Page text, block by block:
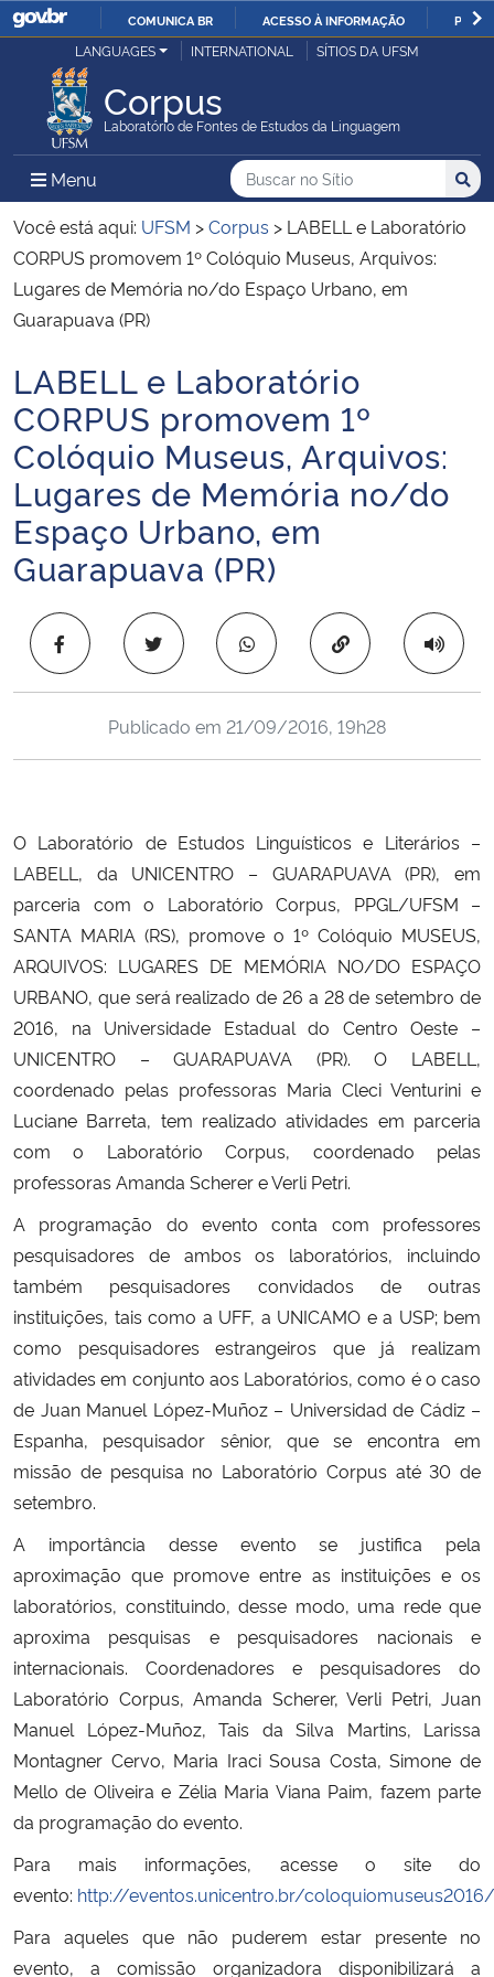
IR
COMUNICA BR ACESSO À INFORMAÇÃO
Ministério da Justiça e Segurança Pública
Ministério da Defesa
Ministério das Relações Exteriores
Ministério da Economia
Ministério da Infraestrutura
Ministério da Agricultura, Pecuária e Abastecimento
Ministério da Educação
Ministério da Cidadania
Ministério da Saúde
Ministério de Minas e Energia
Ministério da Ciência, Tecnologia, Inovações e Comunicações
Ministério do Desenvolvimento Regional
Controladoria-Geral da União
Secretaria-Geral
Secretaria de Governo
Gabinete de Segurança Institucional
Advocacia-Geral da União
Banco Central do Brasil
LANGUAGES INTERNATIONAL SÍTIOS DA UFSM
Corpus
Laboratório de Fontes de Estudos da Linguagem
Menu Menu Principal do Sítio
Busca
Buscar no no Sítio
Busca:
Você está aqui: UFSM >Corpus > LABELL e Laboratório
CORPUS promovem 1º Colóquio Museus, Arquivos:
Lugares de Memória no/do Espaço Urbano, em
Guarapuava (PR)
Início do conteúdo
LABELL e Laboratório
CORPUS promovem 1º
Colóquio Museus, Arquivos:
Lugares de Memória no/do
Espaço Urbano, em
Guarapuava (PR)
Copiar para área
Publicado em 21/09/2016, 19h28
O Laboratório de Estudos Linguísticos e Literários –
LABELL, da UNICENTRO – GUARAPUAVA (PR), em
parceria com o Laboratório Corpus, PPGL/UFSM –
SANTA MARIA (RS), promove o 1º Colóquio MUSEUS,
ARQUIVOS: LUGARES DE MEMÓRIA NO/DO ESPAÇO
URBANO, que será realizado de 26 a 28 de setembro de
2016, na Universidade Estadual do Centro Oeste –
UNICENTRO – GUARAPUAVA (PR). O LABELL,
coordenado pelas professoras Maria Cleci Venturini e
Luciane Barreta, tem realizado atividades em parceria
com o Laboratório Corpus, coordenado pelas
professoras Amanda Scherer e Verli Petri.
A programação do evento conta com professores
pesquisadores de ambos os laboratórios, incluindo
também pesquisadores convidados de outras
instituições, tais como a UFF, a UNICAMO e a USP; bem
como pesquisadores estrangeiros que já realizam
atividades em conjunto aos Laboratórios, como é o caso
de Juan Manuel López-Muñoz – Universidad de Cádiz –
Espanha, pesquisador sênior, que se encontra em
missão de pesquisa no Laboratório Corpus até 30 de
setembro.
A importância desse evento se justifica pela
aproximação que promove entre as instituições e os
laboratórios, constituindo, desse modo, uma rede que
aproxima pesquisas e pesquisadores nacionais e
internacionais. Coordenadores e pesquisadores do
Laboratório Corpus, Amanda Scherer, Verli Petri, Juan
Manuel López-Muñoz, Tais da Silva Martins, Larissa
Montagner Cervo, Maria Iraci Sousa Costa, Simone de
Mello de Oliveira e Zélia Maria Viana Paim, fazem parte
da programação do evento.
Para mais informações, acesse o site do
evento: http://eventos.unicentro.br/
Para aqueles que não puderem estar presente no
evento, a comissão organizadora disponibilizará a